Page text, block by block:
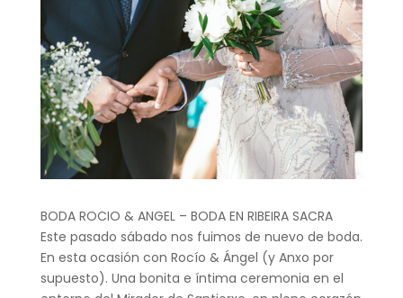
BODA ROCIO & ANGEL – BODA EN RIBEIRA SACRA
Este pasado sábado nos fuimos de nuevo de boda.
En esta ocasión con Rocío & Ángel (y Anxo por
supuesto). Una bonita e íntima ceremonia en el